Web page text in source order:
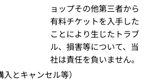
ョップその他第三者から
有料チケットを入手した
ことにより生じたトラブ
ル、損害等について、当
社は責任を負いません。
入とキャンセル等）